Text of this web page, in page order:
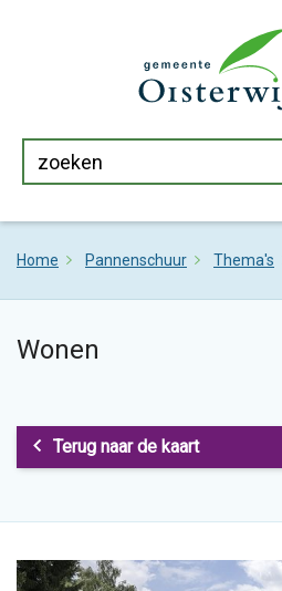
Home Pannenschuur Thema's
Wonen
Terug naar de kaart